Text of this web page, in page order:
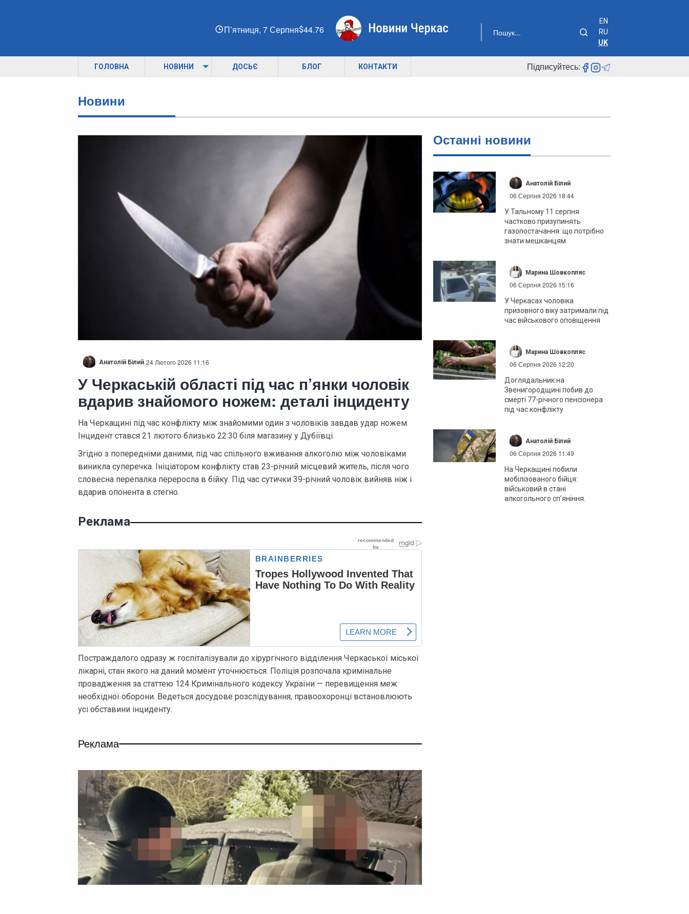
П’ятниця, 7 Серпня 44.76
EN
RU
UK
ГОЛОВНА НОВИНИ ДОСЬЄ БЛОГ КОНТАКТИ Підписуйтесь:
Новини
Анатолій Білий 24 Лютого 2026 11:16
У Черкаській області під час п’янки чоловік
вдарив знайомого ножем: деталі інциденту
На Черкащині під час конфлікту між знайомими один з чоловіків завдав удар ножем.
Інцидент стався 21 лютого близько 22:30 біля магазину у Дубіївці.
Згідно з попередніми даними, під час спільного вживання алкоголю між чоловіками
виникла суперечка. Ініціатором конфлікту став 23-річний місцевий житель, після чого
словесна перепалка переросла в бійку. Під час сутички 39-річний чоловік вийняв ніж і
вдарив опонента в стегно.
Реклама
Постраждалого одразу ж госпіталізували до хірургічного відділення Черкаської міської
лікарні, стан якого на даний момент уточнюється. Поліція розпочала кримінальне
провадження за статтею 124 Кримінального кодексу України — перевищення меж
необхідної оборони. Ведеться досудове розслідування, правоохоронці встановлюють
усі обставини інциденту.
Реклама
Останні новини
Анатолій Білий
06 Серпня 2026 18:44
У Тальному 11 серпня
частково призупинять
газопостачання: що потрібно
знати мешканцям
Марина Шовкопляс
06 Серпня 2026 15:16
У Черкасах чоловіка
призовного віку затримали під
час військового оповіщення
Марина Шовкопляс
06 Серпня 2026 12:20
Доглядальник на
Звенигородщині побив до
смерті 77-річного пенсіонера
під час конфлікту
Анатолій Білий
06 Серпня 2026 11:49
На Черкащині побили
мобілізованого бійця:
військовий в стані
алкогольного сп’яніння.